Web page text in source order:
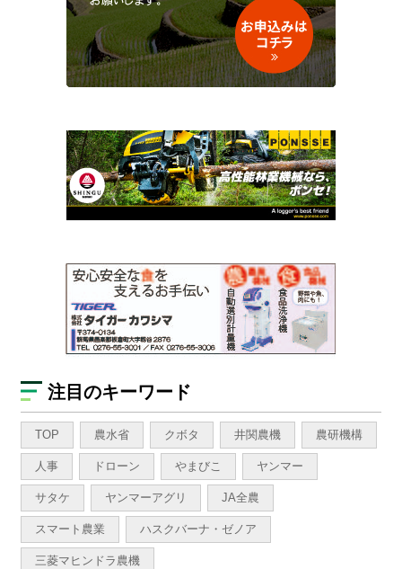
注目のキーワード
TOP 農水省 クボタ 井関農機 農研機構
人事 ドローン やまびこ ヤンマー
サタケ ヤンマーアグリ JA全農
スマート農業 ハスクバーナ・ゼノア
三菱マヒンドラ農機